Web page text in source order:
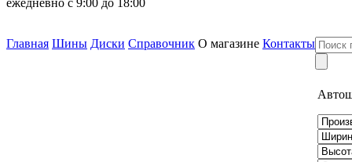
ежедневно с 9:00 до 18:00
Главная Шины Диски Справочник О магазине Контакты